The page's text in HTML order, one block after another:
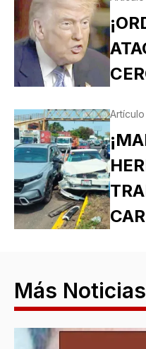
Más Noticias